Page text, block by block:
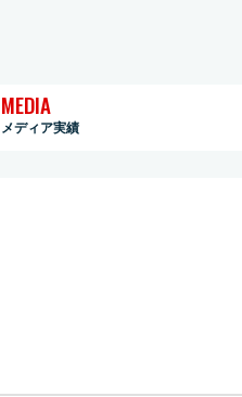
MEDIA
メディア実績